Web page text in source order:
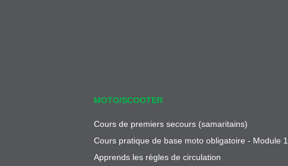
MOTO/SCOOTER
Cours de premiers secours (samaritains)
Cours pratique de base moto obligatoire - Module 1
Apprends les règles de circulation